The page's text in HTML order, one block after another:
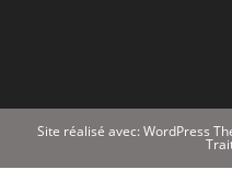
Site réalisé avec: WordPress